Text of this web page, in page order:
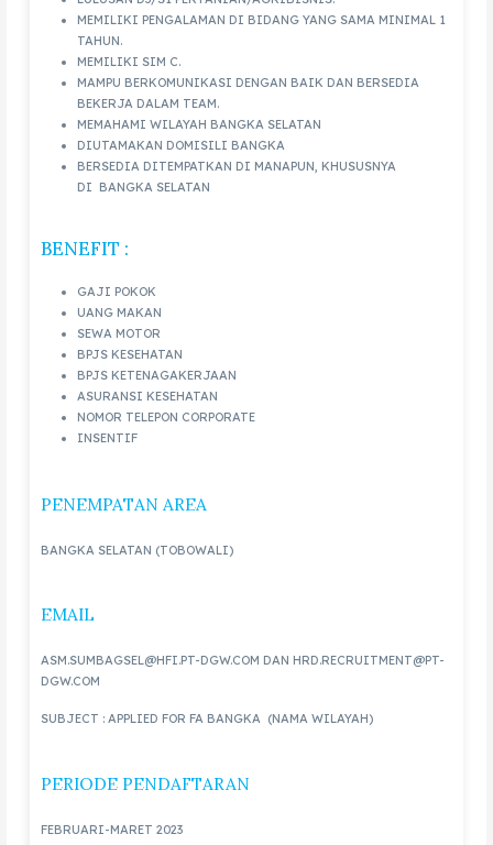
MEMILIKI PENGALAMAN DI BIDANG YANG SAMA MINIMAL 1
TAHUN.
MEMILIKI SIM C.
MAMPU BERKOMUNIKASI DENGAN BAIK DAN BERSEDIA
BEKERJA DALAM TEAM.
MEMAHAMI WILAYAH BANGKA SELATAN
DIUTAMAKAN DOMISILI BANGKA
BERSEDIA DITEMPATKAN DI MANAPUN, KHUSUSNYA
DI BANGKA SELATAN
BENEFIT :
GAJI POKOK
UANG MAKAN
SEWA MOTOR
BPJS KESEHATAN
BPJS KETENAGAKERJAAN
ASURANSI KESEHATAN
NOMOR TELEPON CORPORATE
INSENTIF
PENEMPATAN AREA
BANGKA SELATAN (TOBOWALI)
EMAIL
ASM.SUMBAGSEL@HFI.PT-DGW.COM DAN HRD.RECRUITMENT@PT-
DGW.COM
SUBJECT : APPLIED FOR FA BANGKA (NAMA WILAYAH)
PERIODE PENDAFTARAN
FEBRUARI-MARET 2023